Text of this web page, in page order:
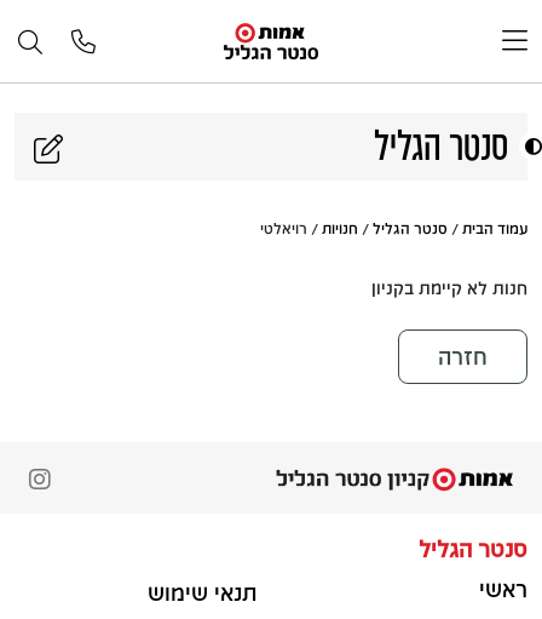
סנטר הגליל
עמוד הבית / סנטר הגליל / חנויות / רויאלטי
חנות לא קיימת בקניון
חזרה
סנטר הגליל
ראשי
תנאי שימוש